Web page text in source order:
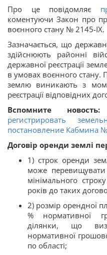
Про це повідомляє
коментуючи Закон про
воєнного стану № 2145-IX.
Зазначається, що
здійснюють районні
державної реєстрації
в умовах воєнного стану.
землю виникають з
реєстрації відповідних
Вспомните новость:
регистрировать
постановление Кабмина
Договір оренди землі
1) строк оренди
може
мінімального
років до таких
2) розмір орендної
% нормативної
ділянки, що
нормативної
по області;